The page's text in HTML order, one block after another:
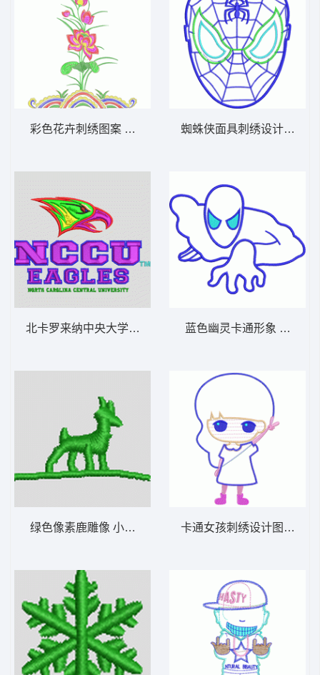
彩色花卉刺绣图案 牡丹花
北卡罗来纳中央大学鹰队标志 鹰头
绿色像素鹿雕像 小鹿 帽绣
蜘蛛侠面具刺绣设计图 蜘
蓝色幽灵卡通形象 蜘蛛侠
卡通女孩刺绣设计图 贴布